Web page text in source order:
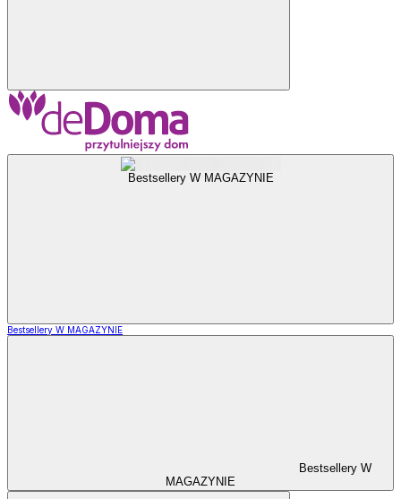
Bestsellery W MAGAZYNIE
Bestsellery W MAGAZYNIE
Bestsellery W
MAGAZYNIE